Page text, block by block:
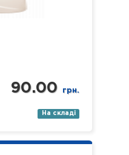
90.00 грн.
На складі